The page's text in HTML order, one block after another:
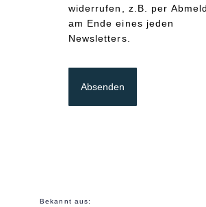
widerrufen, z.B. per
am Ende eines jeden
Newsletters.
Absenden
Bekannt aus: